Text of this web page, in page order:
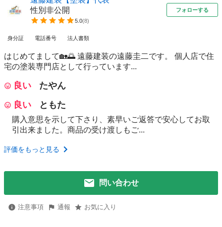
性別非公開
5.0(8)
フォローする
身分証 電話番号 法人書類
はじめてまして🏡🌅 遠藤建装の遠藤圭二です。 個人店で住
宅の塗装専門店として行っています...
良い
たやん
良い
ともた
購入意思を示して下さり、素早いご返答で安心してお取
引出来ました。商品の受け渡しもご...
評価をもっと見る
問い合わせ
注意事項 通報 お気に入り